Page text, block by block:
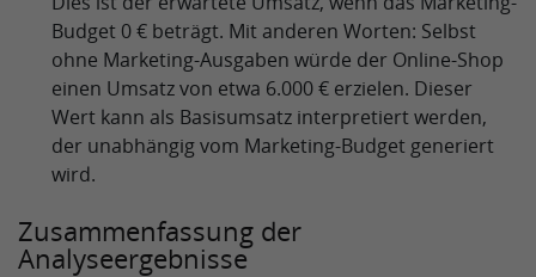
Budget 0 € beträgt. Mit anderen Worten: Selbst
ohne Marketing-Ausgaben würde der Online-Shop
einen Umsatz von etwa 6.000 € erzielen. Dieser
Wert kann als Basisumsatz interpretiert werden,
der unabhängig vom Marketing-Budget generiert
wird.
Zusammenfassung der
Analyseergebnisse